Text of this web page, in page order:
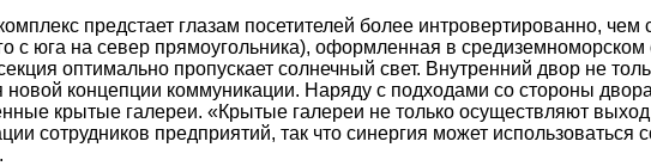
предстает глазам посетителей более интровертированно,
с юга на север прямоугольника), оформленная в
оптимально пропускает солнечный свет. Внутренний двор не
концепции коммуникации. Наряду с подходами со стороны
крытые галереи. «Крытые галереи не только осуществляют
сотрудников предприятий, так что синергия может